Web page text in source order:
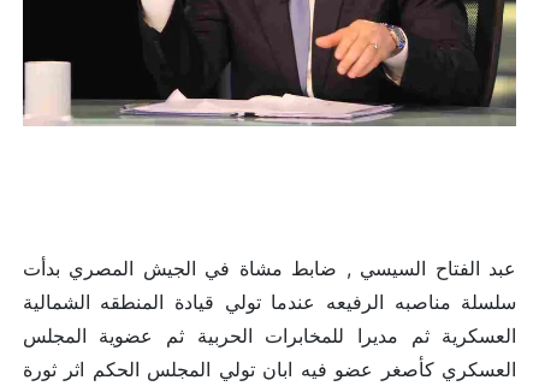
عبد الفتاح السيسي , ضابط مشاة في الجيش المصري بدأت
سلسلة مناصبه الرفيعه عندما تولي قيادة المنطقه الشمالية
العسكرية ثم مديرا للمخابرات الحربية ثم عضوية المجلس
العسكري كأصغر عضو فيه ابان تولي المجلس الحكم اثر ثورة